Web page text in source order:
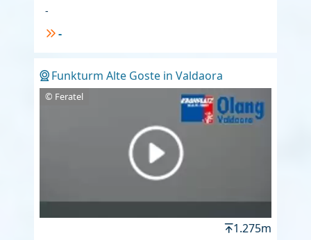
-
-
Funkturm Alte Goste in Valdaora
© Feratel
1.275m